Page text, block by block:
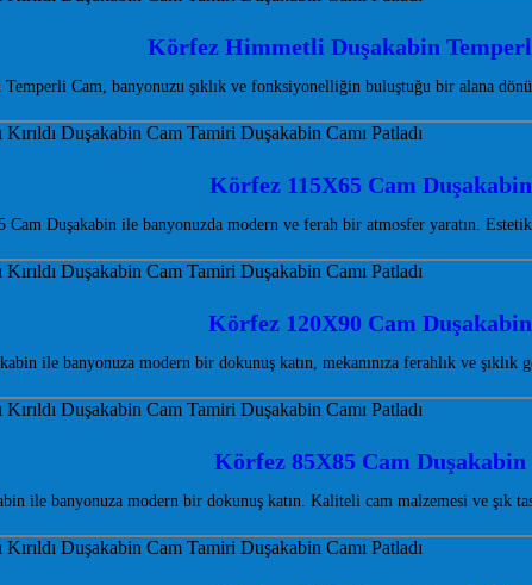
Körfez Himmetli Duşakabin
Cam, banyonuzu şıklık ve fonksiyonelliğin buluştuğu bir alana
Körfez 115X65 Cam Duşakabin
Cam Duşakabin ile banyonuzda modern ve ferah bir atmosfer yaratın.
Körfez 120X90 Cam Duşakabin
ile banyonuza modern bir dokunuş katın, mekanınıza ferahlık ve
Körfez 85X85 Cam Duşakabin
ile banyonuza modern bir dokunuş katın. Kaliteli cam malzemesi ve şık